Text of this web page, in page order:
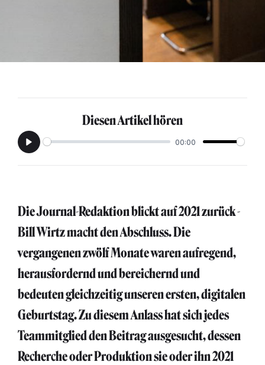
Diesen Artikel hören
Play
00:00
Die Journal-Redaktion blickt auf 2021 zurück -
Bill Wirtz macht den Abschluss. Die
vergangenen zwölf Monate waren aufregend,
herausfordernd und bereichernd und
bedeuten gleichzeitig unseren ersten, digitalen
Geburtstag. Zu diesem Anlass hat sich jedes
Teammitglied den Beitrag ausgesucht, dessen
Recherche oder Produktion sie oder ihn 2021